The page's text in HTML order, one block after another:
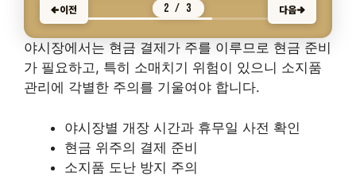
이전 2 / 3 다음
야시장에서는 현금 결제가 주를 이루므로 현금 준비
가 필요하고, 특히 소매치기 위험이 있으니 소지품
관리에 각별한 주의를 기울여야 합니다.
야시장별 개장 시간과 휴무일 사전 확인
현금 위주의 결제 준비
소지품 도난 방지 주의